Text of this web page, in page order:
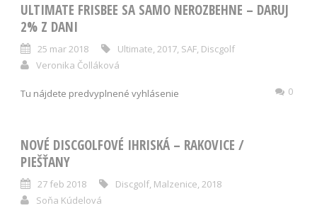
ULTIMATE FRISBEE SA SAMO NEROZBEHNE – DARUJ
2% Z DANI
25 mar 2018 Ultimate, 2017, SAF, Discgolf
Veronika Čolláková
Tu nájdete predvyplnené vyhlásenie 0
NOVÉ DISCGOLFOVÉ IHRISKÁ – RAKOVICE /
PIEŠŤANY
27 feb 2018 Discgolf, Malzenice, 2018
Soňa Kúdelová